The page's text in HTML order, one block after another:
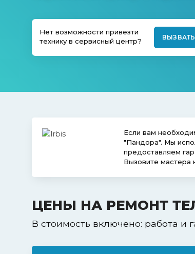
Нет возможности привезти
технику в сервисный центр?
Если вам
"Пандора". Мы
предоставляем
Вызовите мастера
ЦЕНЫ НА РЕМОНТ
В стоимость включено: работа и